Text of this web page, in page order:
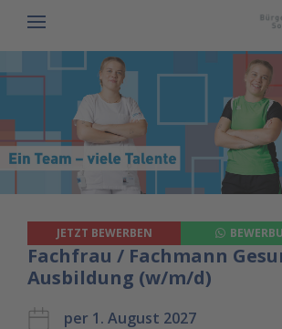
Fachfrau / Fachmann
Ausbildung (w/m/d)
JETZT BEWERBEN
per 1. August 2027